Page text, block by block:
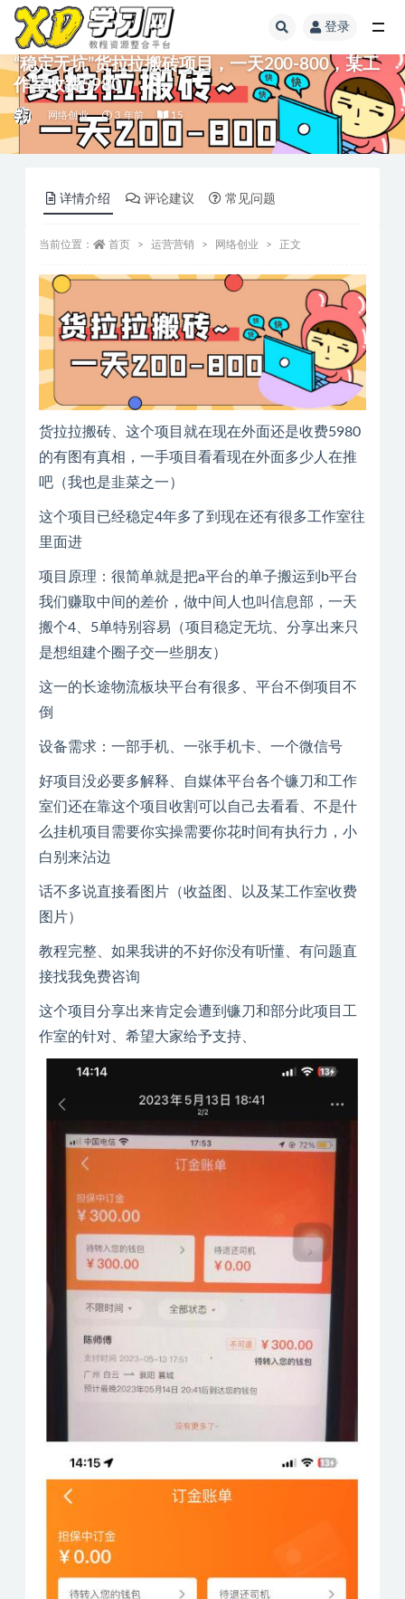
登录
“稳定无坑”货拉拉搬砖项目，一天200-800，某工
作室收费5980
网络创业 3 年前 15
详情介绍 评论建议 常见问题
当前位置： 首页 运营营销 网络创业 正文
货拉拉搬砖、这个项目就在现在外面还是收费5980
的有图有真相，一手项目看看现在外面多少人在推
吧（我也是韭菜之一）
这个项目已经稳定4年多了到现在还有很多工作室往
里面进
项目原理：很简单就是把a平台的单子搬运到b平台
我们赚取中间的差价，做中间人也叫信息部，一天
搬个4、5单特别容易（项目稳定无坑、分享出来只
是想组建个圈子交一些朋友）
这一的长途物流板块平台有很多、平台不倒项目不
倒
设备需求：一部手机、一张手机卡、一个微信号
好项目没必要多解释、自媒体平台各个镰刀和工作
室们还在靠这个项目收割可以自己去看看、不是什
么挂机项目需要你实操需要你花时间有执行力，小
白别来沾边
话不多说直接看图片（收益图、以及某工作室收费
图片）
教程完整、如果我讲的不好你没有听懂、有问题直
接找我免费咨询
这个项目分享出来肯定会遭到镰刀和部分此项目工
作室的针对、希望大家给予支持、